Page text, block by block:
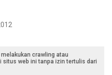
crawling atau
web ini tanpa izin tertulis dari